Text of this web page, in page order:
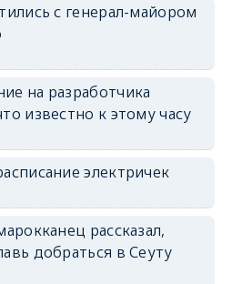
с генерал-майором
на разработчика
известно к этому часу
электричек
рассказал,
добраться в Сеуту